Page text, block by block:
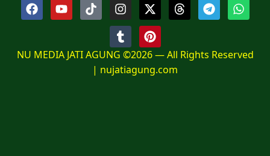
NU MEDIA JATI AGUNG ©2026 — All Rights Reserved
| nujatiagung.com